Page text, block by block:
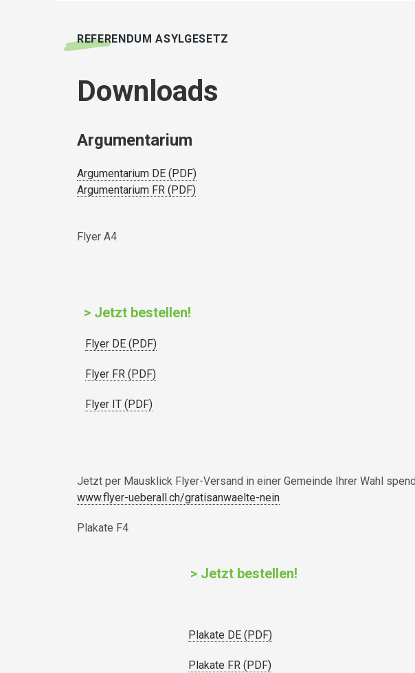
REFERENDUM ASYLGESETZ
Downloads
Argumentarium
Argumentarium DE (PDF)
Argumentarium FR (PDF)
Flyer A4
> Jetzt bestellen!
Flyer DE (PDF)
Flyer FR (PDF)
Flyer IT (PDF)
Jetzt per Mausklick Flyer-Versand in einer Gemeinde Ihrer Wahl
www.flyer-ueberall.ch/gratisanwaelte-nein
Plakate F4
> Jetzt bestellen!
Plakate DE (PDF)
Plakate FR (PDF)